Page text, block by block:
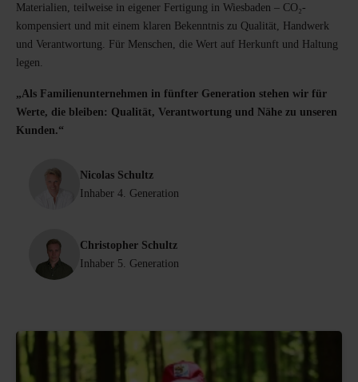
Materialien, teilweise in eigener Fertigung in Wiesbaden – CO₂-
kompensiert und mit einem klaren Bekenntnis zu Qualität, Handwerk
und Verantwortung. Für Menschen, die Wert auf Herkunft und Haltung
legen.
„Als Familienunternehmen in fünfter Generation stehen wir für
Werte, die bleiben: Qualität, Verantwortung und Nähe zu unseren
Kunden.“
Nicolas Schultz
Inhaber 4. Generation
Christopher Schultz
Inhaber 5. Generation